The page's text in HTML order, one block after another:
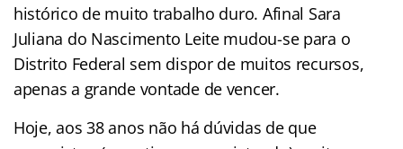
histórico de muito trabalho duro. Afinal Sara
Juliana do Nascimento Leite mudou-se para o
Distrito Federal sem dispor de muitos recursos,
apenas a grande vontade de vencer.
Hoje, aos 38 anos não há dúvidas de que